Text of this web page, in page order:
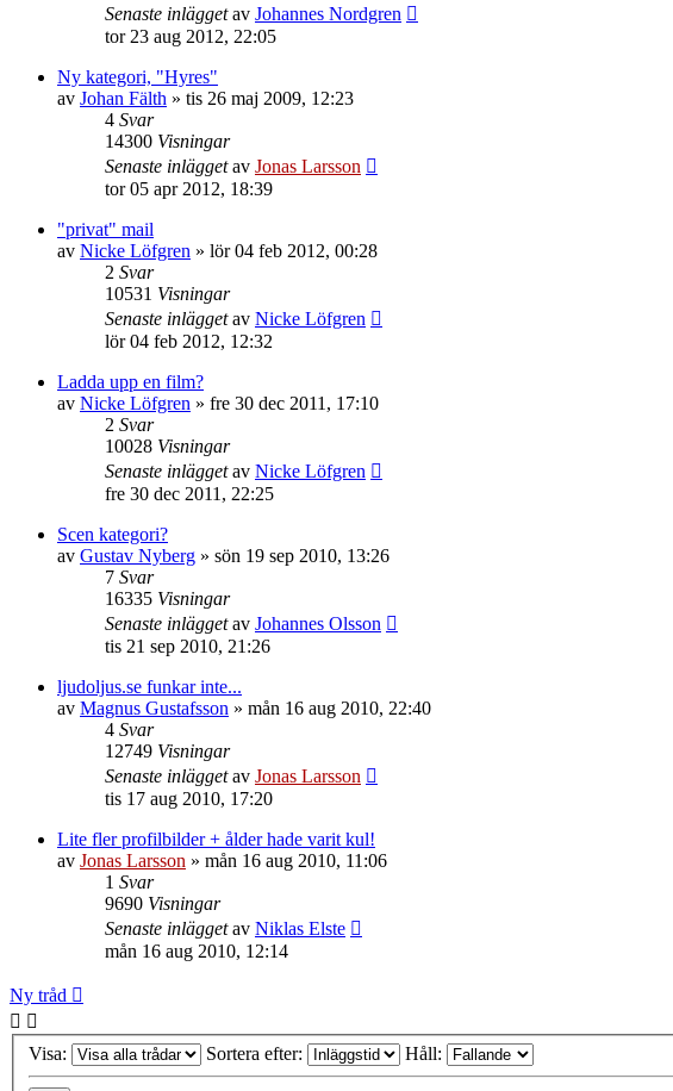
Senaste inläggetav Johannes Nordgren
tor 23 aug 2012, 22:05
Ny kategori, "Hyres"
av Johan Fälth » tis 26 maj 2009, 12:23
4 Svar
14300 Visningar
Senaste inläggetav Jonas Larsson
tor 05 apr 2012, 18:39
"privat" mail
av Nicke Löfgren » lör 04 feb 2012, 00:28
2 Svar
10531 Visningar
Senaste inläggetav Nicke Löfgren
lör 04 feb 2012, 12:32
Ladda upp en film?
av Nicke Löfgren » fre 30 dec 2011, 17:10
2 Svar
10028 Visningar
Senaste inläggetav Nicke Löfgren
fre 30 dec 2011, 22:25
Scen kategori?
av Gustav Nyberg » sön 19 sep 2010, 13:26
7 Svar
16335 Visningar
Senaste inläggetav Johannes Olsson
tis 21 sep 2010, 21:26
ljudoljus.se funkar inte...
av Magnus Gustafsson » mån 16 aug 2010, 22:40
4 Svar
12749 Visningar
Senaste inläggetav Jonas Larsson
tis 17 aug 2010, 17:20
Lite fler profilbilder + ålder hade varit kul!
av Jonas Larsson » mån 16 aug 2010, 11:06
1 Svar
9690 Visningar
Senaste inläggetav Niklas Elste
mån 16 aug 2010, 12:14
Ny tråd
Visa: Sortera efter: Håll: